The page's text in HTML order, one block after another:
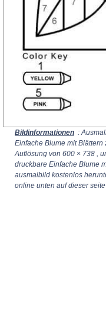
Bildinformationen :
Einfache Blume mit
Auflösung von 600 × 738 ,
druckbare Einfache Blume
ausmalbild kostenlos
online unten auf dieser